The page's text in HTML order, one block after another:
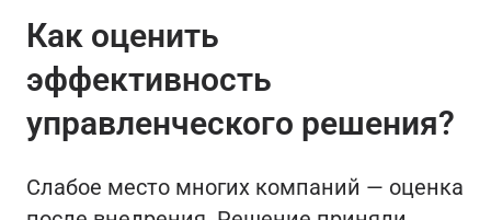
Как оценить
эффективность
управленческого решения?
Слабое место многих компаний — оценка